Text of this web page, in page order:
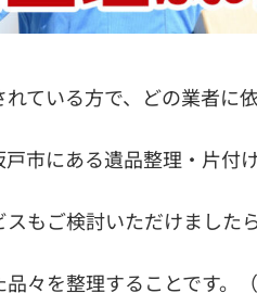
ている方で、どの業者に
市にある遺品整理・片付
もご検討いただけましたら
々を整理することです。